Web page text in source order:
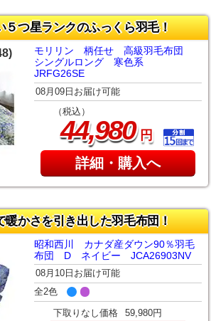
５つ星ランクのふっくら羽毛！
モリリン 柄任せ 高級羽毛布団
シングルロング 寒色系
JRFG26SE
08月09日お届け可能
（税込）
44,980円
詳細・購入へ
暖かさを引き出した羽毛布団！
昭和西川 カナダ産ダウン90％羽毛
布団 D ネイビー JCA26903NV
08月10日お届け可能
全2色
下取りなし価格 59,980円